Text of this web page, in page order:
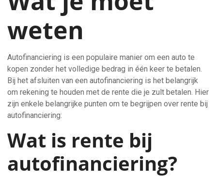
weten
Autofinanciering is een populaire manier om een auto te
kopen zonder het volledige bedrag in één keer te betalen.
Bij het afsluiten van een autofinanciering is het belangrijk
om rekening te houden met de rente die je zult betalen. Hier
zijn enkele belangrijke punten om te begrijpen over rente bij
autofinanciering:
Wat is rente bij
autofinanciering?